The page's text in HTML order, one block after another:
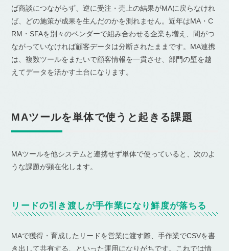
ば商談につながらず、逆に受注・売上の結果がMAに戻らなけれ
ば、どの施策が成果を生んだのかを測れません。近年はMA・C
RM・SFAを別々のベンダーで組み合わせる企業も増え、間がつ
ながっていなければ顧客データは分断されたままです。MA連携
は、複数ツールをまたいで顧客情報を一貫させ、部門の壁を越
えてデータを活かす土台になります。
MAツールを単体で使うと起きる課題
MAツールを他システムと連携せず単体で使っていると、次のよ
うな課題が顕在化します。
リードの引き渡しが手作業になり鮮度が落ちる
MAで獲得・育成したリードを営業に渡す際、手作業でCSVを書
き出して共有する、といった運用になりがちです。これでは情